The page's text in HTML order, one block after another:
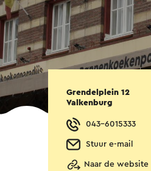
Grendelplein 12
Valkenburg
043-6015333
Stuur e-mail
Naar de website